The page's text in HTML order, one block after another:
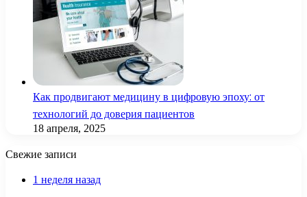
Как продвигают медицину в цифровую эпоху: от
технологий до доверия пациентов
18 апреля, 2025
Свежие записи
1 неделя назад